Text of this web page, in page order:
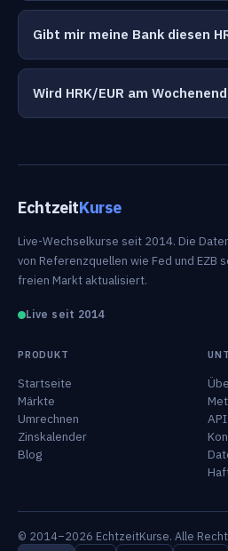
Gibt mir meine Bank diesen
Wird HRK/EUR am
EchtzeitKurse
Live-Wechselkurse seit 2014. Die
von Referenzquellen wie Fed und EZB
freien Markt aktualisiert.
Live seit 2014
PRODUKT
Startseite
Märkte
Umrechnen
Zinskalender
Blog
API
© 2014–2026 EchtzeitKurse. Alle